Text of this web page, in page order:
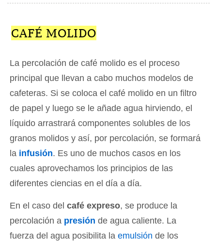
CAFÉ MOLIDO
La percolación de café molido es el proceso
principal que llevan a cabo muchos modelos de
cafeteras. Si se coloca el café molido en un filtro
de papel y luego se le añade agua hirviendo, el
líquido arrastrará componentes solubles de los
granos molidos y así, por percolación, se formará
la infusión. Es uno de muchos casos en los
cuales aprovechamos los principios de las
diferentes ciencias en el día a día.
En el caso del café expreso, se produce la
percolación a presión de agua caliente. La
fuerza del agua posibilita la emulsión de los